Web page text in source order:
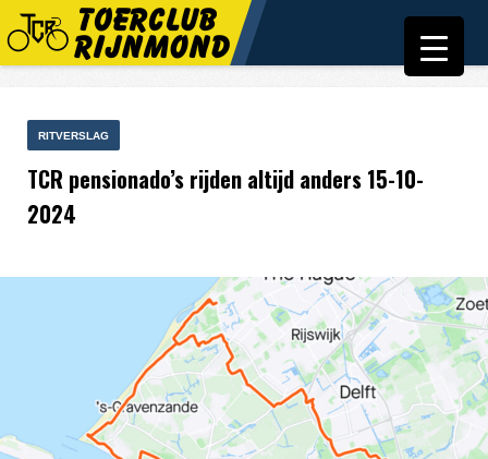
RITVERSLAG
TCR pensionado’s rijden altijd anders 15-10-
2024